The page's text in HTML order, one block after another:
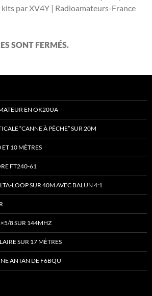
par XV4Y | Radioamateurs-France
SONT FERMÉS.
EN OK20UA
“CANNE À PÊCHE” SUR 20M
10 MÈTRES
FT240-61
LOOP SUR 40M AVEC BALUN 4:1
8 SUR 144MHZ
SUR 17 MÈTRES
ANTAN DE F6BQU